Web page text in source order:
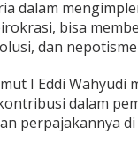
dalam
bisa
dan nepotisme
I Eddi
dalam
perpajakannya di